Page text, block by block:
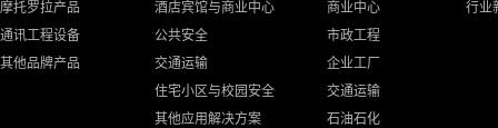
摩托罗拉产品
通讯工程设备
其他品牌产品
酒店宾馆与商业中心
公共安全
交通运输
住宅小区与校园安全
其他应用解决方案
商业中心
市政工程
企业工厂
交通运输
石油石化
行业